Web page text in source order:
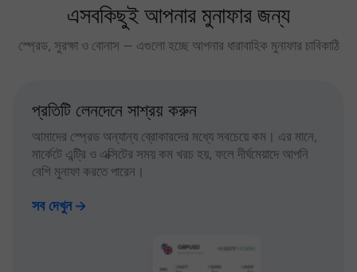
এসবকিছুই আপনার মুনাফার জন্য
স্প্রেড, সুরক্ষা ও বোনাস — এগুলো হচ্ছে আপনার ধারাবাহিক মুনাফার চাবিকাঠি
প্রতিটি লেনদেনে সাশ্রয় করুন
আমাদের স্প্রেড অন্যান্য ব্রোকারদের মধ্যে সবচেয়ে কম। এর মানে,
মার্কেটে এন্ট্রি ও এক্সিটের সময় কম খরচ হয়, ফলে দীর্ঘমেয়াদে আপনি
বেশি মুনাফা করতে পারেন।
সব দেখুন